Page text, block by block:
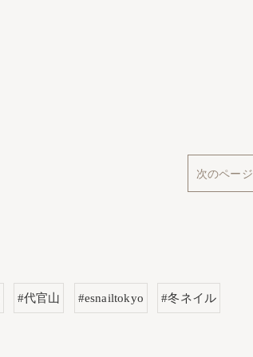
次のペー
#代官山 #esnailtokyo #冬ネイル